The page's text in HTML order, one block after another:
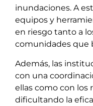
inundaciones. A
equipos y
en riesgo tanto a
comunidades que
Además, las
con una
ellas como con los
dificultando la